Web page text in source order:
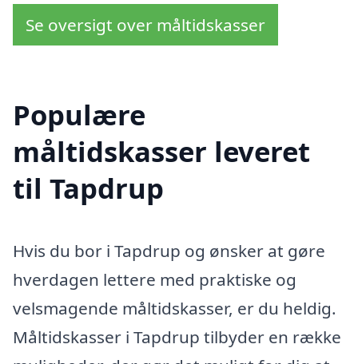
Se oversigt over måltidskasser
Populære
måltidskasser leveret
til Tapdrup
Hvis du bor i Tapdrup og ønsker at gøre
hverdagen lettere med praktiske og
velsmagende måltidskasser, er du heldig.
Måltidskasser i Tapdrup tilbyder en række